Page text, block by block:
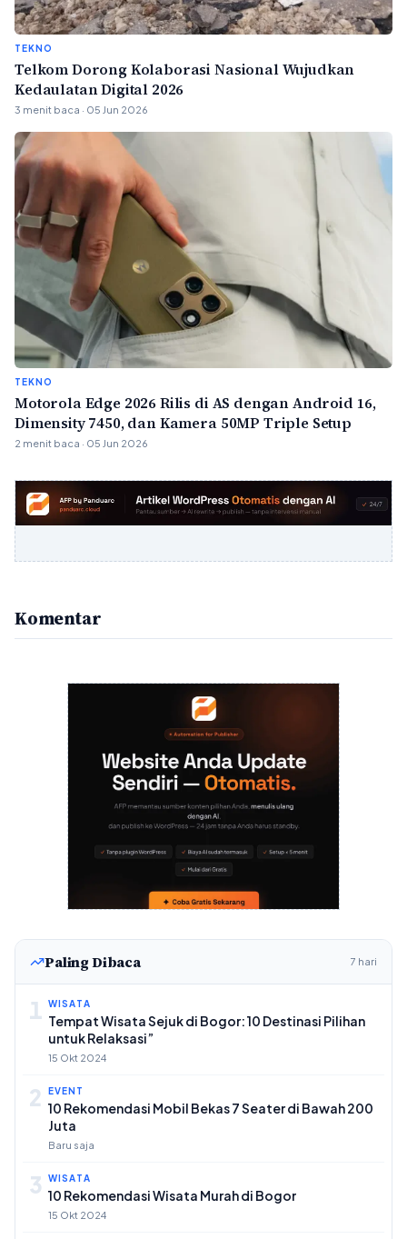
TEKNO
Telkom Dorong Kolaborasi Nasional Wujudkan
Kedaulatan Digital 2026
3 menit baca · 05 Jun 2026
TEKNO
Motorola Edge 2026 Rilis di AS dengan Android 16,
Dimensity 7450, dan Kamera 50MP Triple Setup
2 menit baca · 05 Jun 2026
Komentar
Paling Dibaca 7 hari
1 WISATA
Tempat Wisata Sejuk di Bogor: 10 Destinasi Pilihan
untuk Relaksasi”
15 Okt 2024
2 EVENT
10 Rekomendasi Mobil Bekas 7 Seater di Bawah 200
Juta
Baru saja
3 WISATA
10 Rekomendasi Wisata Murah di Bogor
15 Okt 2024